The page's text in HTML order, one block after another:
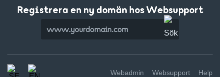
Registrera en ny domän hos Websupport
Webadmin Websupport Help